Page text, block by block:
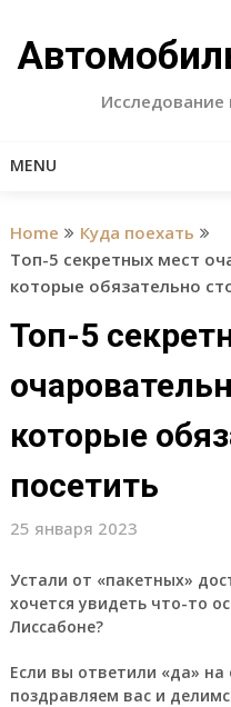
content
MENU
Home
Куда поехать
Топ-5 секретных мест
которые обязательно
Топ-5
которые
посетить
25 января 2023
Устали от «пакетных»
хочется увидеть что-то
Лиссабоне?
Если вы ответили «да»
поздравляем вас и